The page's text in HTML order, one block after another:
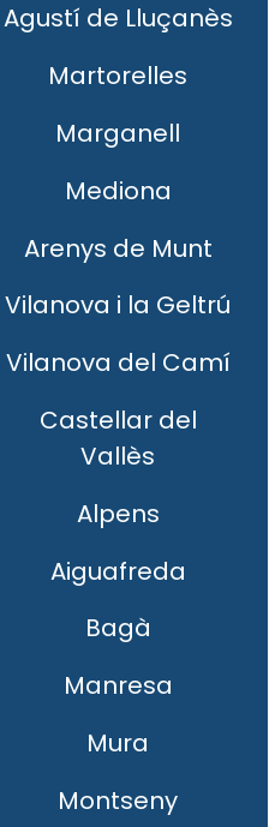
Agustí de Lluçanès
Martorelles
Marganell
Mediona
Arenys de Munt
Vilanova i la Geltrú
Vilanova del Camí
Castellar del
Vallès
Alpens
Aiguafreda
Bagà
Manresa
Mura
Montseny